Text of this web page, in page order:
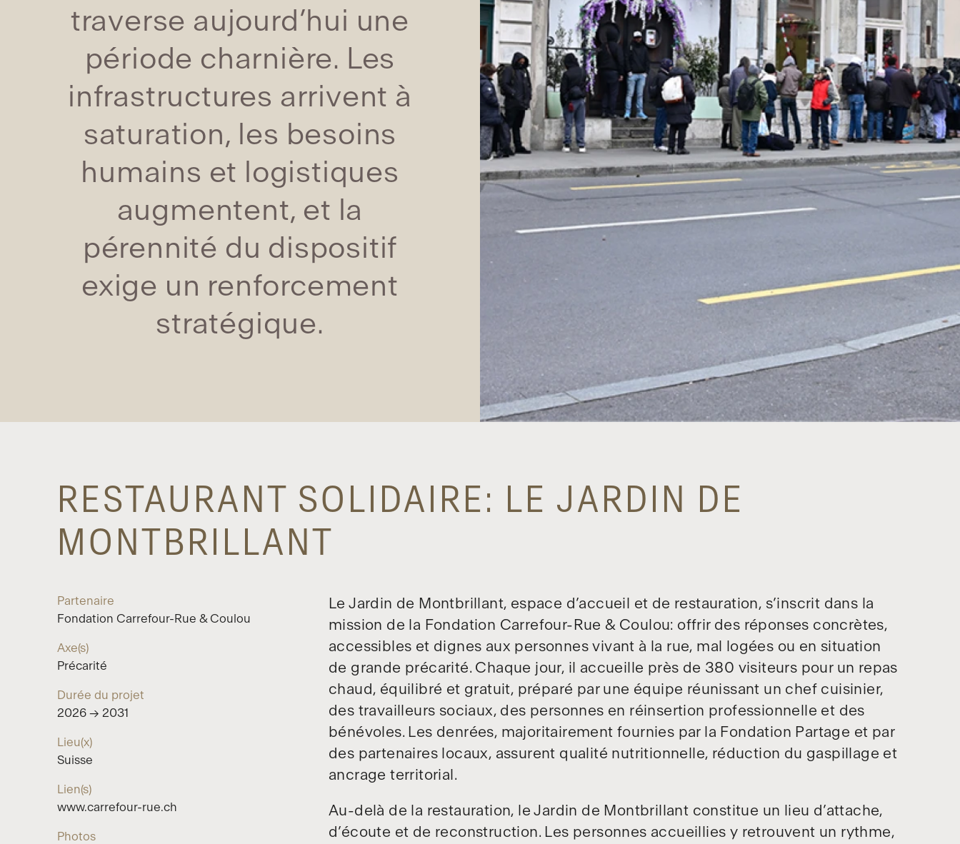
traverse aujourd’hui une
période charnière. Les
infrastructures arrivent à
saturation, les besoins
humains et logistiques
augmentent, et la
pérennité du dispositif
exige un renforcement
stratégique.
RESTAURANT SOLIDAIRE: LE JARDIN DE
MONTBRILLANT
Partenaire
Fondation Carrefour-Rue & Coulou
Axe(s)
Précarité
Durée du projet
2026 → 2031
Lieu(x)
Suisse
Lien(s)
www.carrefour-rue.ch
Photos
Le Jardin de Montbrillant, espace d’accueil et de restauration, s’inscrit dans la
mission de la Fondation Carrefour-Rue & Coulou: offrir des réponses concrètes,
accessibles et dignes aux personnes vivant à la rue, mal logées ou en situation
de grande précarité. Chaque jour, il accueille près de 380 visiteurs pour un repas
chaud, équilibré et gratuit, préparé par une équipe réunissant un chef cuisinier,
des travailleurs sociaux, des personnes en réinsertion professionnelle et des
bénévoles. Les denrées, majoritairement fournies par la Fondation Partage et par
des partenaires locaux, assurent qualité nutritionnelle, réduction du gaspillage et
ancrage territorial.
Au-delà de la restauration, le Jardin de Montbrillant constitue un lieu d’attache,
d’écoute et de reconstruction. Les personnes accueillies y retrouvent un rythme,